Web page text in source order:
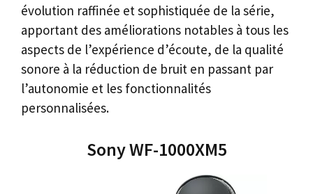
évolution raffinée et sophistiquée de la série,
apportant des améliorations notables à tous les
aspects de l’expérience d’écoute, de la qualité
sonore à la réduction de bruit en passant par
l’autonomie et les fonctionnalités
personnalisées.
Sony WF-1000XM5